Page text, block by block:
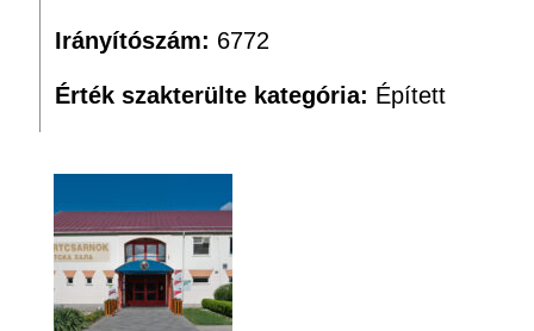
Irányítószám: 6772
Érték szakterülte kategória: Épített